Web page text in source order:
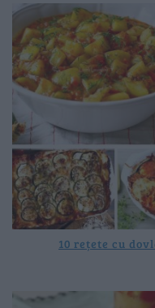
10 rețete cu